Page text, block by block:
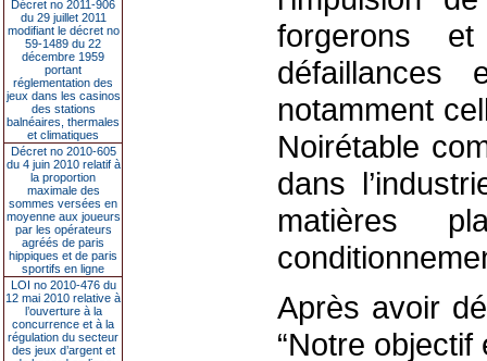
Décret no 2011-906
du 29 juillet 2011
modifiant le décret no
59-1489 du 22
décembre 1959
portant
réglementation des
jeux dans les casinos
des stations
balnéaires, thermales
et climatiques
Décret no 2010-605
du 4 juin 2010 relatif à
la proportion
maximale des
sommes versées en
moyenne aux joueurs
par les opérateurs
agréés de paris
hippiques et de paris
sportifs en ligne
LOI no 2010-476 du
12 mai 2010 relative à
l’ouverture à la
concurrence et à la
régulation du secteur
des jeux d’argent et
forgerons
défaillances
notamment
Noirétable
dans
matières
Après avoir
“Notre